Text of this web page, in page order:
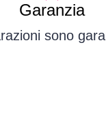
Garanzia
sono